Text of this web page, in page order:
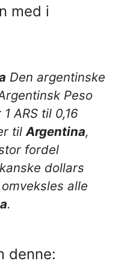
med i
Den argentinske
Peso
ARS til 0,16
til Argentina,
fordel
dollars
alle
.
denne: